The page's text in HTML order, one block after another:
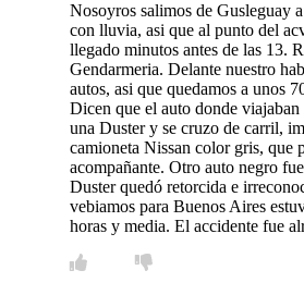
Nosoyros salimos de Gusleguay
con lluvia, asi que al punto del
llegado minutos antes de las 13.
Gendarmeria. Delante nuestro
autos, asi que quedamos a unos
Dicen que el auto donde
una Duster y se cruzo de carril,
camioneta Nissan color gris, que
acompañante. Otro auto negro
Duster quedó retorcida e
vebiamos para Buenos Aires
horas y media. El accidente fue